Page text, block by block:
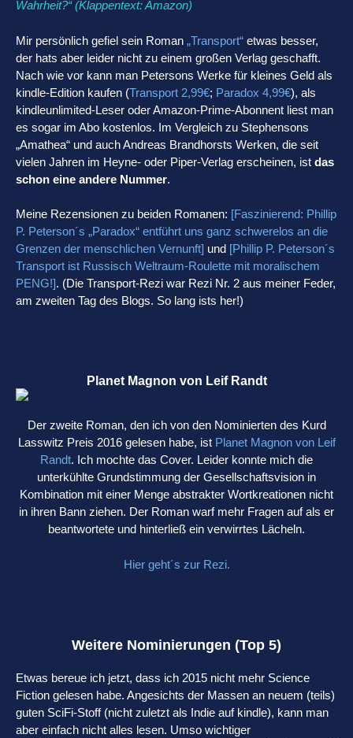
Wahrheit?“ (Klappentext: Amazon)
Mir persönlich gefiel sein Roman „Transport“ etwas besser,
der hats aber leider nicht zu einem großen Verlag geschafft.
Nach wie vor kann man Petersons Werke für kleines Geld als
kindle-Edition kaufen (Transport 2,99€; Paradox 4,99€), als
kindleunlimited-Leser oder Amazon-Prime-Abonnent liest man
es sogar im Abo kostenlos. Im Vergleich zu Stephensons
„Amathea“ und auch Andreas Brandhorsts Werken, die seit
vielen Jahren im Heyne- oder Piper-Verlag erscheinen, ist das
schon eine andere Nummer.
Meine Rezensionen zu beiden Romanen: [Faszinierend: Phillip
P. Peterson´s „Paradox“ entführt uns ganz schwerelos an die
Grenzen der menschlichen Vernunft] und [Phillip P. Peterson´s
Transport ist Russisch Weltraum-Roulette mit moralischem
PENG!]. (Die Transport-Rezi war Rezi Nr. 2 aus meiner Feder,
am zweiten Tag des Blogs. So lang ists her!)
Planet Magnon von Leif Randt
Der zweite Roman, den ich von den Nominierten des Kurd
Lasswitz Preis 2016 gelesen habe, ist Planet Magnon von Leif
Randt. Ich mochte das Cover. Leider konnte mich die
unterkühlte Grundstimmung der Gesellschaftsvision in
Kombination mit einer Menge abstrakter Wortkreationen nicht
in ihren Bann ziehen. Der Roman warf mehr Fragen auf als er
beantwortete und hinterließ ein verwirrtes Lächeln.
Hier geht´s zur Rezi.
Weitere Nominierungen (Top 5)
Etwas bereue ich jetzt, dass ich 2015 nicht mehr Science
Fiction gelesen habe. Angesichts der Massen an neuem (teils)
guten SciFi-Stoff (nicht zuletzt als Indie auf kindle), kann man
aber einfach nicht alles lesen. Umso wichtiger